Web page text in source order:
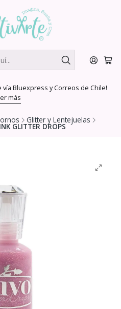
Bluexpress y Correos de Chile!
más
Glitter y Lentejuelas
GLITTER DROPS